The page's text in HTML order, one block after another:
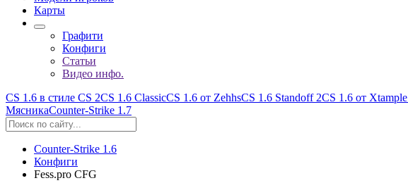
Карты
Графити
Конфиги
Статьи
Видео инфо.
CS 1.6 в стиле CS 2CS 1.6 ClassicCS 1.6 от ZehhsCS 1.6 Standoff 2CS 1.6 от Xtample
МясникаCounter-Strike 1.7
Counter-Strike 1.6
Конфиги
Fess.pro CFG